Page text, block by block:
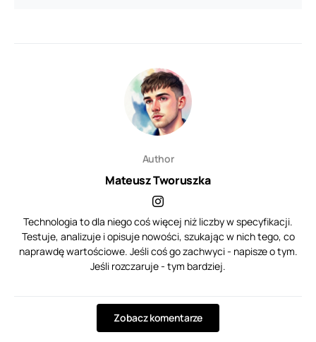
Author
Mateusz Tworuszka
Technologia to dla niego coś więcej niż liczby w specyfikacji.
Testuje, analizuje i opisuje nowości, szukając w nich tego, co
naprawdę wartościowe. Jeśli coś go zachwyci - napisze o tym.
Jeśli rozczaruje - tym bardziej.
Zobacz komentarze